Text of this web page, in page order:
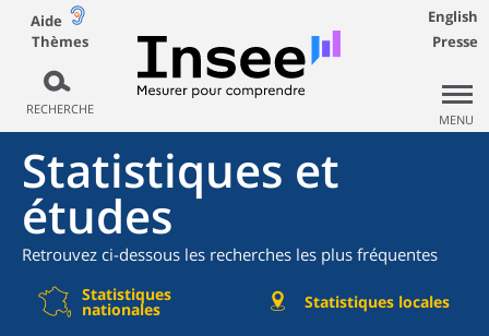
Aide
Thèmes
RECHERCHE
English
Presse
MENU
Statistiques et
études
Retrouvez ci-dessous les recherches les plus fréquentes
Statistiques
nationales Statistiques locales